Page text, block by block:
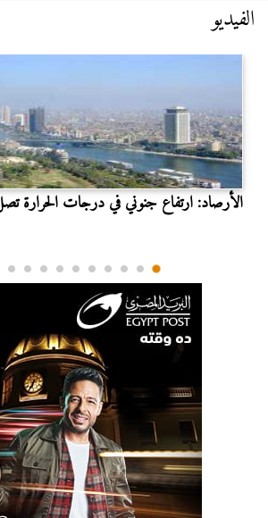
الفيديو
الأرصاد: ارتفاع جنوني في درجات الحرارة تصل لـ 35 مئوية..